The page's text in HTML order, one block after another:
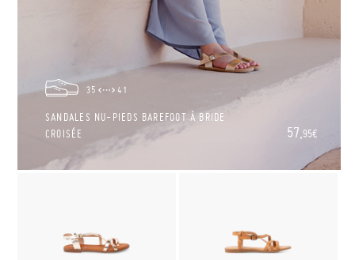
35 41
SANDALES NU-PIEDS BAREFOOT À BRIDE
CROISÉE
57, 95€